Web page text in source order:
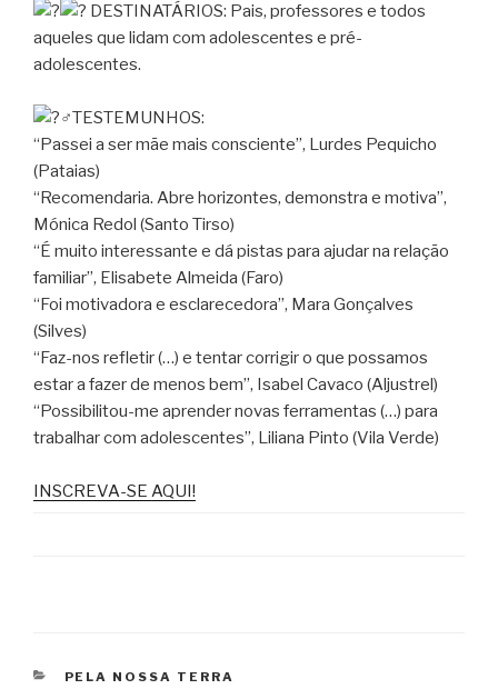
DESTINATÁRIOS: Pais, professores e todos
aqueles que lidam com adolescentes e pré-
adolescentes.
‍♂️TESTEMUNHOS:
“Passei a ser mãe mais consciente”, Lurdes Pequicho
(Pataias)
“Recomendaria. Abre horizontes, demonstra e motiva”,
Mónica Redol (Santo Tirso)
“É muito interessante e dá pistas para ajudar na relação
familiar”, Elisabete Almeida (Faro)
“Foi motivadora e esclarecedora”, Mara Gonçalves
(Silves)
“Faz-nos refletir (…) e tentar corrigir o que possamos
estar a fazer de menos bem”, Isabel Cavaco (Aljustrel)
“Possibilitou-me aprender novas ferramentas (…) para
trabalhar com adolescentes”, Liliana Pinto (Vila Verde)
INSCREVA-SE AQUI!
CATEGORIAS
PELA NOSSA TERRA